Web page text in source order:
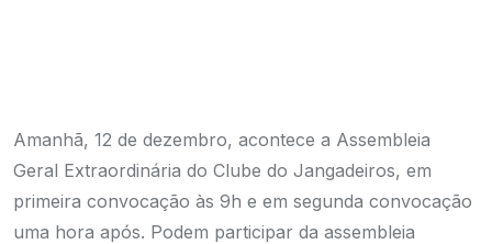
Amanhã, 12 de dezembro, acontece a Assembleia
Geral Extraordinária do Clube do Jangadeiros, em
primeira convocação às 9h e em segunda convocação
uma hora após. Podem participar da assembleia